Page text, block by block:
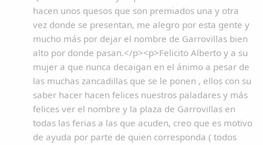
Cancionero Local
Apodos
Peñas
La palra
hacen unos quesos que son premiados una y otra
vez donde se presentan, me alegro por esta gente y
mucho más por dejar el nombre de Garrovillas bien
alto por donde pasan.</p><p>Felicito Alberto y a su
mujer a que nunca decaigan en el ánimo a pesar de
las muchas zancadillas que se le ponen , ellos con su
saber hacer hacen felices nuestros paladares y más
felices ver el nombre y la plaza de Garrovillas en
todas las ferias a las que acuden, creo que es motivo
de ayuda por parte de quien corresponda ( todos